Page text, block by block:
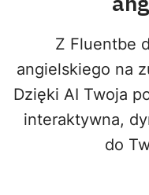
Z Fluentbe
angielskiego na
Dzięki AI Twoja
interaktywna,
do